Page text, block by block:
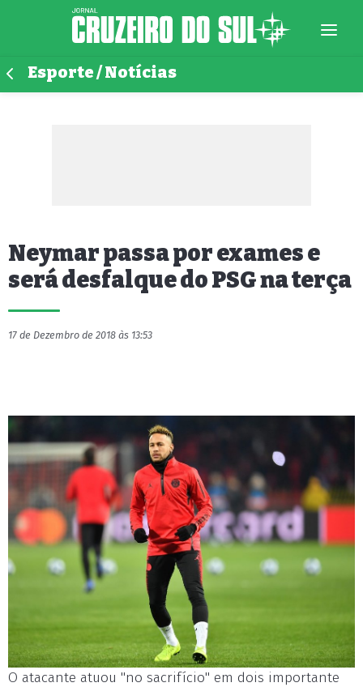
Esporte / Notícias
Neymar passa por exames e
será desfalque do PSG na terça
17 de Dezembro de 2018 às 13:53
O atacante atuou "no sacrifício" em dois importante